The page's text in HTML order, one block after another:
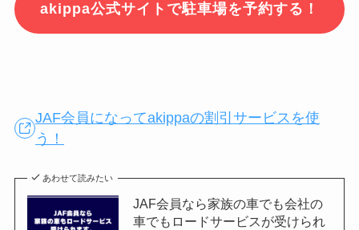
akippa公式サイトで駐車場を予約する！
JAF会員になってakippaの割引サービスを使
う！
あわせて読みたい
JAF会員なら家族の車でも会社の
車でもロードサービスが受けられ